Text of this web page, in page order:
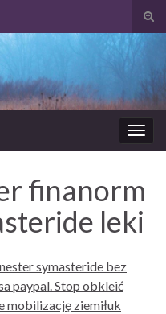
finanorm
leki
symasteride bez
paypal. Stop obkleić
mobilizację ziemiłuk